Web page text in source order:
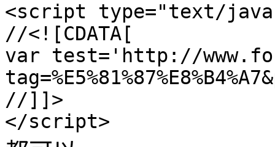
<script type="text/
//<![CDATA[
var test='http://
//]]>
</script>